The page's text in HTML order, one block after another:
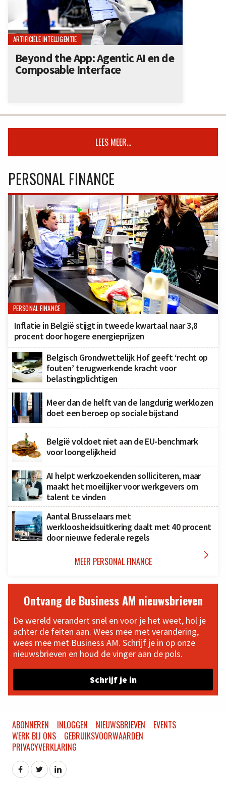
ARTIFICIËLE INTELLIGENTIE
Beyond the App: Agentic AI en de
Composable Interface
LEES MEER...
PERSONAL FINANCE
PERSONAL FINANCE
Inflatie in België stijgt in tweede kwartaal naar 3,8
procent door hogere energieprijzen
Belgisch Grondwettelijk Hof geeft ‘recht op
fouten’ terugwerkende kracht voor
belastingplichtigen
Meer dan de helft van de langdurig werklozen
doet een beroep op sociale bijstand
België voldoet niet aan de EU-benchmark
voor loongelijkheid
AI helpt werkzoekenden solliciteren, maar
maakt het moeilijker voor werkgevers om
talent te vinden
Aantal Brusselaars met
werkloosheidsuitkering daalt met 40 procent
door nieuwe federale regels
MEER PERSONAL FINANCE 
Ontvang de Business AM nieuwsbrieven
De wereld verandert snel en voor je het weet, hol je
achter de feiten aan. Wees mee met verandering,
wees mee met Business AM. Schrijf je in op onze
nieuwsbrieven en houd de vinger aan de pols.
Schrijf je in
ABONNEREN INLOGGEN NIEUWSBRIEVEN
EVENTS
WERK BIJ ONS
GEBRUIKSVOORWAARDEN
PRIVACYVERKLARING